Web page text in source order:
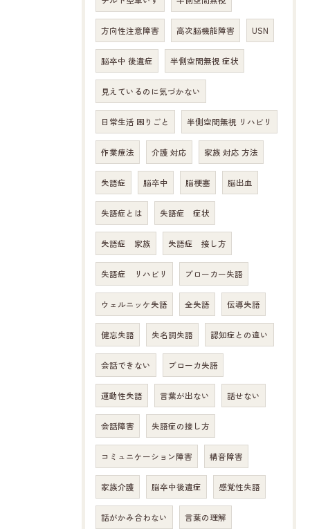
方向性注意障害 高次脳機能障害 USN
脳卒中 後遺症 半側空間無視 症状
見えているのに気づかない
日常生活 困りごと 半側空間無視 リハビリ
作業療法 介護 対応 家族 対応 方法
失語症 脳卒中 脳梗塞 脳出血
失語症とは 失語症 症状
失語症 家族 失語症 接し方
失語症 リハビリ ブローカー失語
ウェルニッケ失語 全失語 伝導失語
健忘失語 失名詞失語 認知症との違い
会話できない ブローカ失語
運動性失語 言葉が出ない 話せない
会話障害 失語症の接し方
コミュニケーション障害 構音障害
家族介護 脳卒中後遺症 感覚性失語
話がかみ合わない 言葉の理解